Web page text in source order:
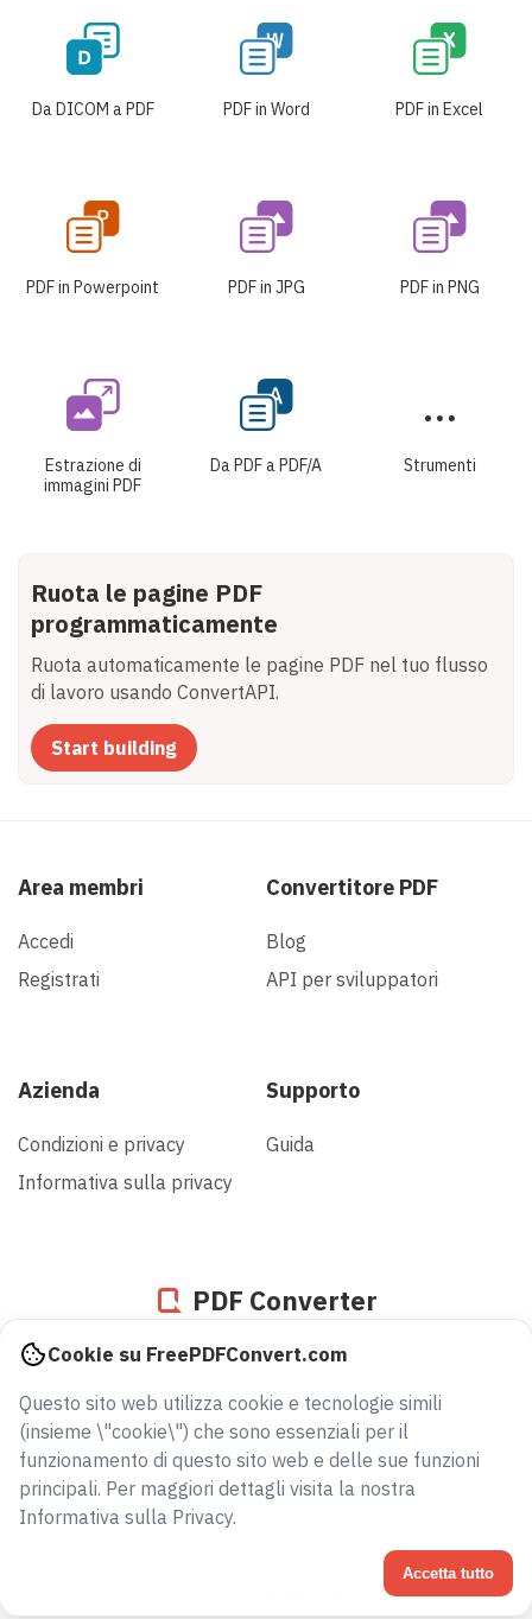
Da DICOM a PDF PDF in Word PDF in Excel
PDF in Powerpoint PDF in JPG PDF in PNG
Estrazione di
immagini PDF
Da PDF a PDF/A Strumenti
Ruota le pagine PDF
programmaticamente
Ruota automaticamente le pagine PDF nel tuo flusso
di lavoro usando ConvertAPI.
Start building
Area membri
Accedi
Registrati
Convertitore PDF
Blog
API per sviluppatori
Azienda
Condizioni e privacy
Informativa sulla privacy
Supporto
Guida
PDF Converter
file convertiti dal 2005
Italiano
Cookie su FreePDFConvert.com
Questo sito web utilizza cookie e tecnologie simili
(insieme \"cookie\") che sono essenziali per il
funzionamento di questo sito web e delle sue funzioni
principali. Per maggiori dettagli visita la nostra
Informativa sulla Privacy.
Accetta tutto